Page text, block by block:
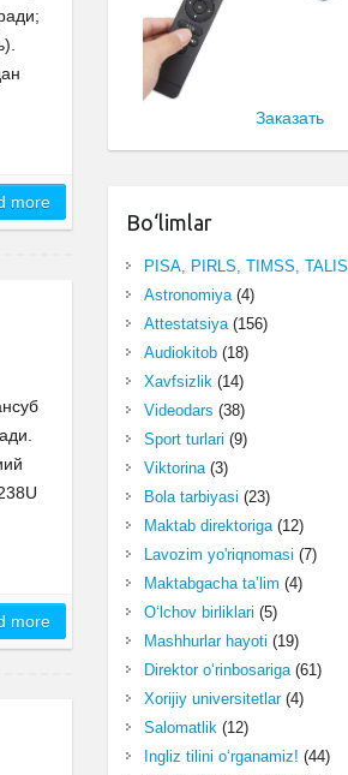
more
more
Заказать
Bo‘limlar
PISA, PIRLS, TIMSS, TALIS
Astronomiya(4)
Attestatsiya(156)
Audiokitob(18)
Xavfsizlik(14)
Videodars (38)
Sport turlari (9)
Viktorina(3)
Bola tarbiyasi (23)
Maktab direktoriga(12)
Lavozim yo'riqnomasi (7)
Maktabgacha ta’lim (4)
O‘lchov birliklari (5)
Mashhurlar hayoti (19)
Direktor o‘rinbosariga(61)
Xorijiy universitetlar(4)
Salomatlik(12)
Ingliz tilini o‘rganamiz! (44)